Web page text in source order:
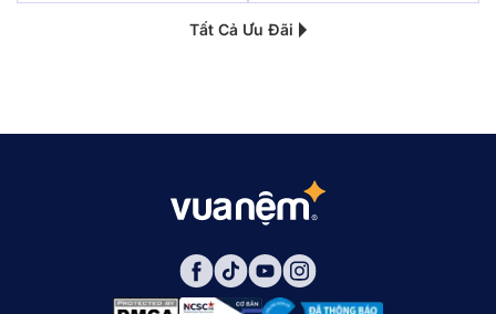
Tất Cả Ưu Đãi